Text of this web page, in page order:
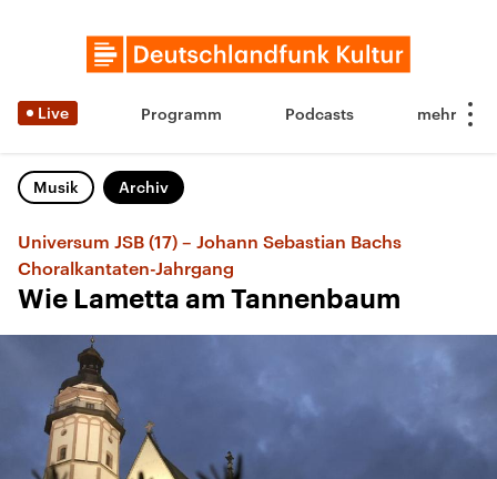
Live Programm Podcasts
Musik Archiv
Universum JSB (17) – Johann Sebastian Bachs
Choralkantaten-Jahrgang
Wie Lametta am Tannenbaum